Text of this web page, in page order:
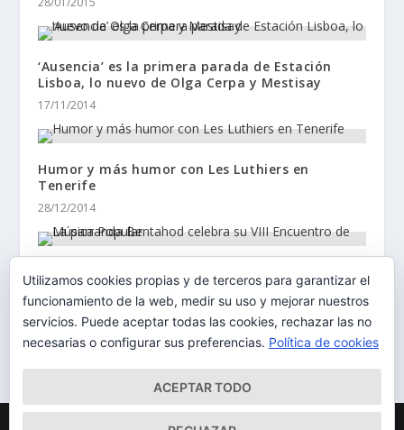
‘Ausencia’ es la primera parada de Estación
Lisboa, lo nuevo de Olga Cerpa y Mestisay
17/11/2014
Humor y más humor con Les Luthiers en
Tenerife
28/12/2014
La parranda Bentahod celebra su VIII Encuentro
de Música Popular
11/04/2014
Utilizamos cookies propias y de terceros para garantizar el
funcionamiento de la web, medir su uso y mejorar nuestros
servicios. Puede aceptar todas las cookies, rechazar las no
necesarias o configurar sus preferencias. Política de cookies
ACEPTAR TODO